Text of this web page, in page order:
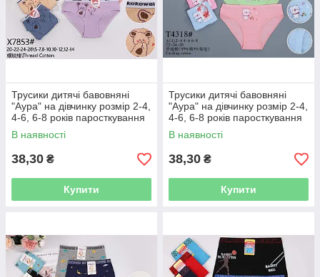
Трусики дитячі бавовняні
"Аура" на дівчинку розмір 2-4,
4-6, 6-8 років паросткування
В наявності
38,30 ₴
Купити
Трусики дитячі бавовняні
"Аура" на дівчинку розмір 2-4,
4-6, 6-8 років паросткування
В наявності
38,30 ₴
Купити